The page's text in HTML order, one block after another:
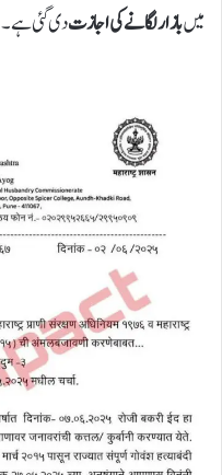
میںبازار لگانے کی اجازتدی گئی ہے۔